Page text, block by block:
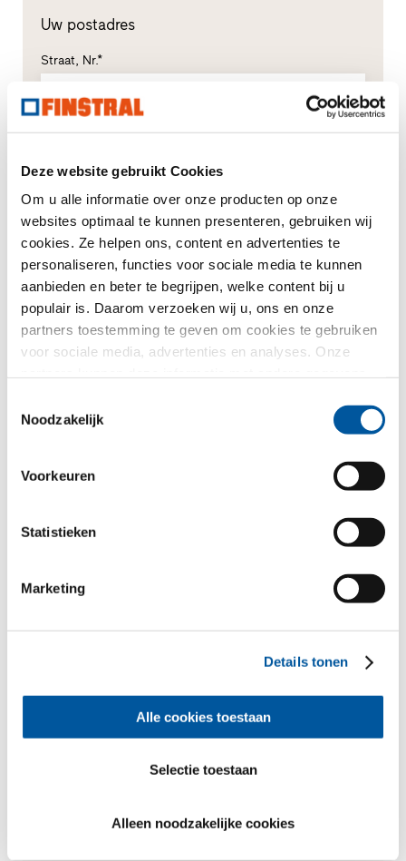
Deze website gebruikt Cookies
Om u alle informatie over onze producten op onze
websites optimaal te kunnen presenteren, gebruiken wij
cookies. Ze helpen ons, content en advertenties te
personaliseren, functies voor sociale media te kunnen
aanbieden en beter te begrijpen, welke content bij u
populair is. Daarom verzoeken wij u, ons en onze
partners toestemming te geven om cookies te gebruiken
voor sociale media, advertenties en analyses. Onze
kader van uw gebruik van de diensten hebben
Noodzakelijk
Voorkeuren
Statistieken
Marketing
Details tonen
Alle cookies toestaan
Selectie toestaan
Alleen noodzakelijke cookies
Uw postadres
Straat, Nr.*
Postcode* Plaats*
Land*
Selecteren
Uw geselecteerde demo
78/88
Uw bericht